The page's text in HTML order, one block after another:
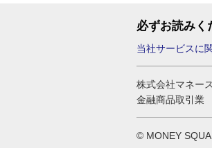
必ずお読みく
当社サービスに
株式会社マネー
金融商品取引業
© MONEY